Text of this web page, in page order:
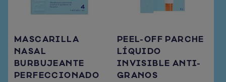
MASCARILLA
NASAL
BURBUJEANTE
PERFECCIONADO
PEEL-OFF PARCHE
LÍQUIDO
INVISIBLE ANTI-
GRANOS